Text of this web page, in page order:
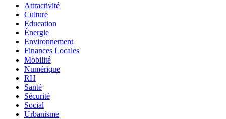
Attractivité
Culture
Education
Énergie
Environnement
Finances Locales
Mobilité
Numérique
RH
Santé
Sécurité
Social
Urbanisme